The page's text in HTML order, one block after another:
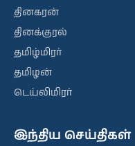
தினகரன்
தினக்குரல்
தமிழ்மிரர்
தமிழன்
டெய்லிமிரர்
இந்திய செய்திகள்